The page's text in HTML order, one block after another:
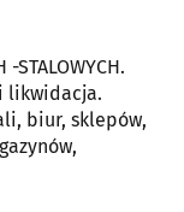
-STALOWYCH.
likwidacja.
biur, sklepów,